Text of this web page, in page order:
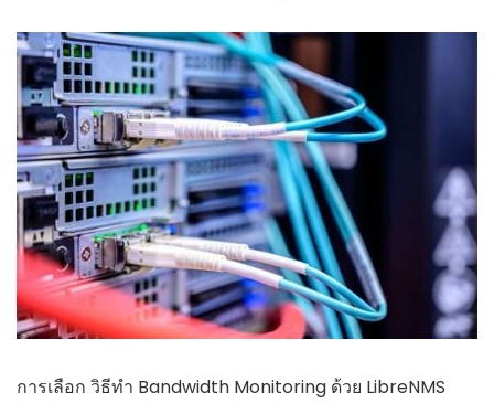
การเลือก วิธีทำ Bandwidth Monitoring ด้วย LibreNMS